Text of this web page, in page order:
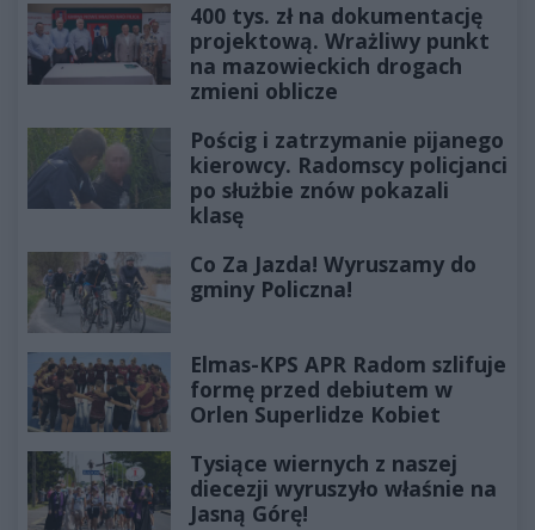
400 tys. zł na dokumentację
projektową. Wrażliwy punkt
na mazowieckich drogach
zmieni oblicze
Pościg i zatrzymanie pijanego
kierowcy. Radomscy policjanci
po służbie znów pokazali
klasę
Co Za Jazda! Wyruszamy do
gminy Policzna!
Elmas-KPS APR Radom szlifuje
formę przed debiutem w
Orlen Superlidze Kobiet
Tysiące wiernych z naszej
diecezji wyruszyło właśnie na
Jasną Górę!